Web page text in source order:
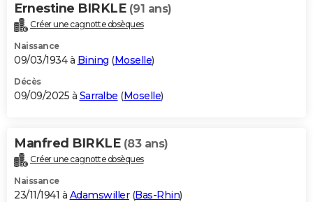
Alimentation
Guide de la santé
Maladies
Médicaments
Sommeil
VOYAGE
Destinations
City break
Voyage nature
Voyage de noces
Forum
Climat
+PHOTO
GUIDES D'ACHAT
BONS PLANS
Carte de Noël
Carte Bonne année
Carte Saint-Valentin
Carte Pâques
Carte d'anniversaire
DICTIONNAIRE
Dictionnaire
Biographies
Citations
Expressions
Proverbes
PROGRAMME TV
Ernestine BIRKLE (91 ans)
Créer une cagnotte obsèques
Naissance
09/03/1934 à Bining (Moselle)
Décès
09/09/2025 à Sarralbe (Moselle)
Manfred BIRKLE (83 ans)
Créer une cagnotte obsèques
Naissance
23/11/1941 à Adamswiller(Bas-Rhin)